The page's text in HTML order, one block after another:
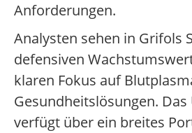
Anforderungen.
Analysten sehen in Grifols
defensiven
klaren Fokus auf
Gesundheitslösungen.
verfügt über ein breites